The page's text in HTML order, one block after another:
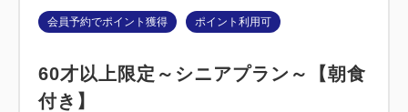
会員予約でポイント獲得 ポイント利用可
60才以上限定～シニアプラン～【朝食
付き】